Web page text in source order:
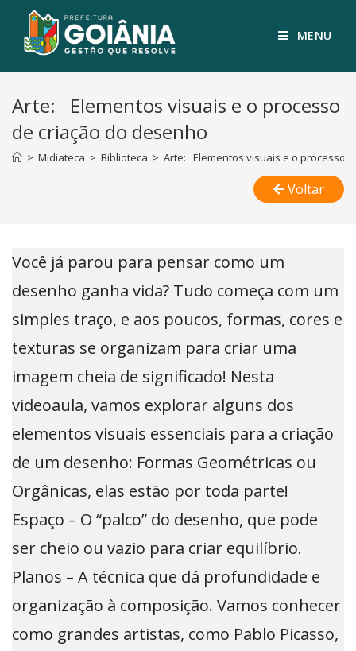
MENU
Arte: Elementos visuais e o processo
de criação do desenho
> Midiateca > Biblioteca > Arte: Elementos visuais e o processo
Voltar
Você já parou para pensar como um
desenho ganha vida? Tudo começa com um
simples traço, e aos poucos, formas, cores e
texturas se organizam para criar uma
imagem cheia de significado! Nesta
videoaula, vamos explorar alguns dos
elementos visuais essenciais para a criação
de um desenho: Formas Geométricas ou
Orgânicas, elas estão por toda parte!
Espaço – O “palco” do desenho, que pode
ser cheio ou vazio para criar equilíbrio.
Planos – A técnica que dá profundidade e
organização à composição. Vamos conhecer
como grandes artistas, como Pablo Picasso,